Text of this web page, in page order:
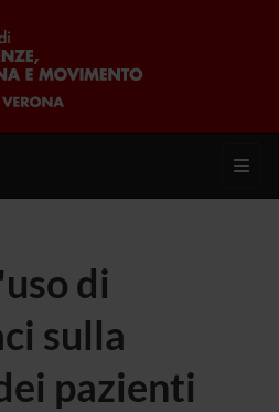
di
sulla
pazienti